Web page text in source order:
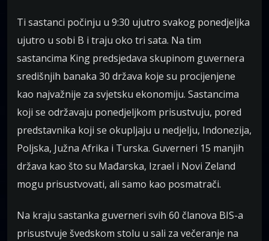
Ti sastanci počinju u 9:30 ujutro svakog ponedjeljka
ujutro u sobi B i traju oko tri sata. Na tim
sastancima King predsjedava skupinom guvernera
središnjih banaka 30 država koje su procijenjene
kao najvažnije za svjetsku ekonomiju. Sastancima
koji se održavaju ponedjeljkom prisustvuju, pored
predstavnika koji se okupljaju u nedjelju, Indonezija,
Poljska, Južna Afrika i Turska. Guverneri 15 manjih
država kao što su Mađarska, Izrael i Novi Zeland
mogu prisustvovati, ali samo kao posmatrači.
Na kraju sastanka guverneri svih 60 članova BIS-a
prisustvuje švedskom stolu u sali za večeranje na